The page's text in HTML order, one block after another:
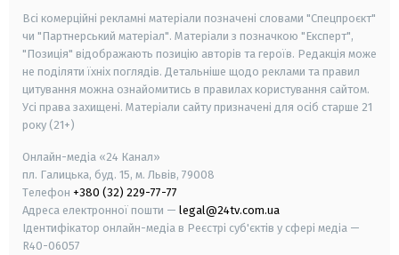
Всі комерційні рекламні матеріали позначені словами "Спецпроєкт"
чи "Партнерський матеріал". Матеріали з позначкою "Експерт",
"Позиція" відображають позицію авторів та героїв. Редакція може
не поділяти їхніх поглядів. Детальніше щодо реклами та правил
цитування можна ознайомитись в правилах користування сайтом.
Усі права захищені. Матеріали сайту призначені для осіб старше 21
року (21+)
Онлайн-медіа «24 Канал»
пл. Галицька, буд. 15, м. Львів, 79008
Телефон +380 (32) 229-77-77
Адреса електронної пошти — legal@24tv.com.ua
Ідентифікатор онлайн-медіа в Реєстрі суб'єктів у сфері медіа —
R40-06057